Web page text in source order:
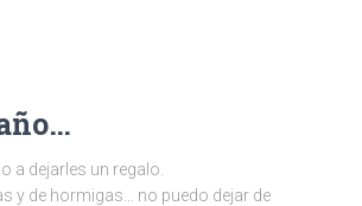
a dejarles un regalo.
y de hormigas… no puedo dejar de